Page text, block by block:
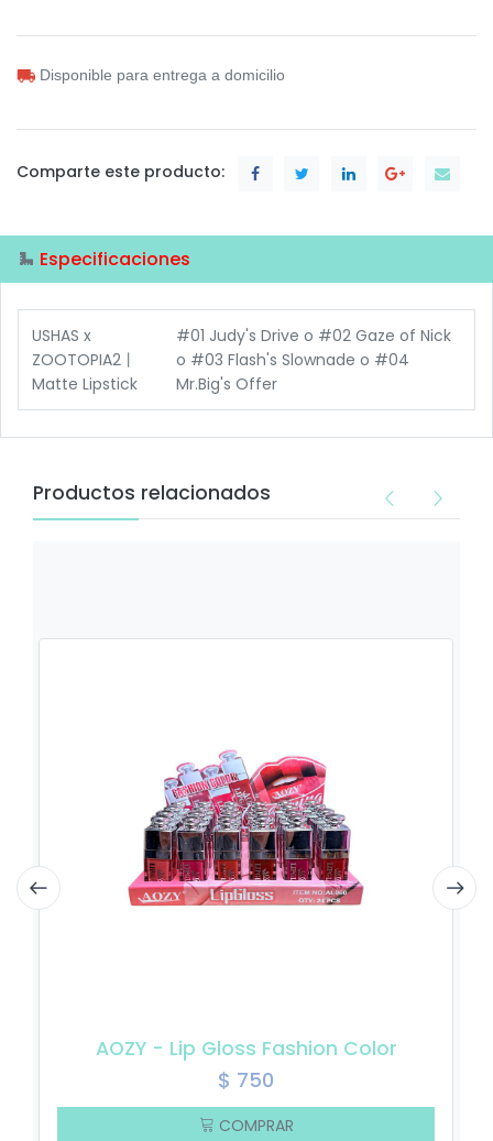
Disponible para entrega a domicilio
Comparte este producto:
Especificaciones
USHAS x
ZOOTOPIA2丨
Matte Lipstick
#01 Judy's Drive o #02 Gaze of Nick
o #03 Flash's Slownade o #04
Mr.Big's Offer
Productos relacionados
AOZY - Lip Gloss Fashion Color
$ 750
COMPRAR